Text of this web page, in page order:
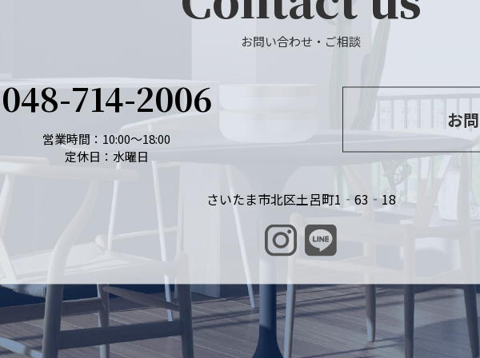
お問い合わせ・ご相談
048-714-2006
営業時間：10:00～18:00
定休日：水曜日
お
さいたま市北区土呂町1‐63‐18